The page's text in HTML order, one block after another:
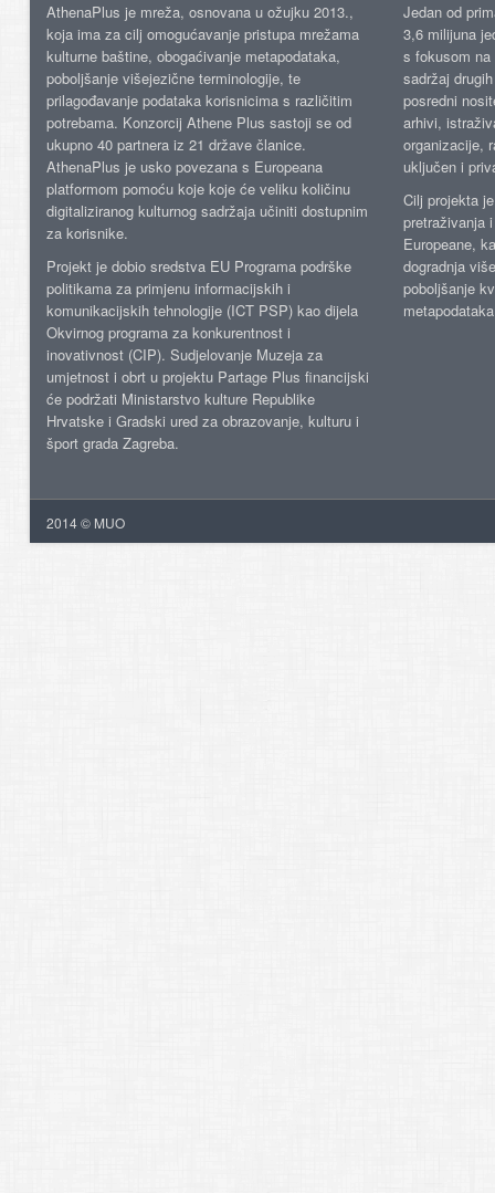
AthenaPlus je mreža, osnovana u ožujku 2013.,
koja ima za cilj omogućavanje pristupa mrežama
kulturne baštine, obogaćivanje metapodataka,
poboljšanje višejezične terminologije, te
prilagođavanje podataka korisnicima s različitim
potrebama. Konzorcij Athene Plus sastoji se od
ukupno 40 partnera iz 21 države članice.
AthenaPlus je usko povezana s Europeana
platformom pomoću koje koje će veliku količinu
digitaliziranog kulturnog sadržaja učiniti dostupnim
za korisnike.
Projekt je dobio sredstva EU Programa podrške
politikama za primjenu informacijskih i
komunikacijskih tehnologije (ICT PSP) kao dijela
Okvirnog programa za konkurentnost i
inovativnost (CIP). Sudjelovanje Muzeja za
umjetnost i obrt u projektu Partage Plus financijski
će podržati Ministarstvo kulture Republike
Hrvatske i Gradski ured za obrazovanje, kulturu i
šport grada Zagreba.
Jedan od
3,6 milijuna
s fokusom
sadržaj
posredni
arhivi,
organizacije,
uključen i
Cilj projekta
pretraživanja
Europeane,
dogradnja
poboljšanje
2014 © MUO